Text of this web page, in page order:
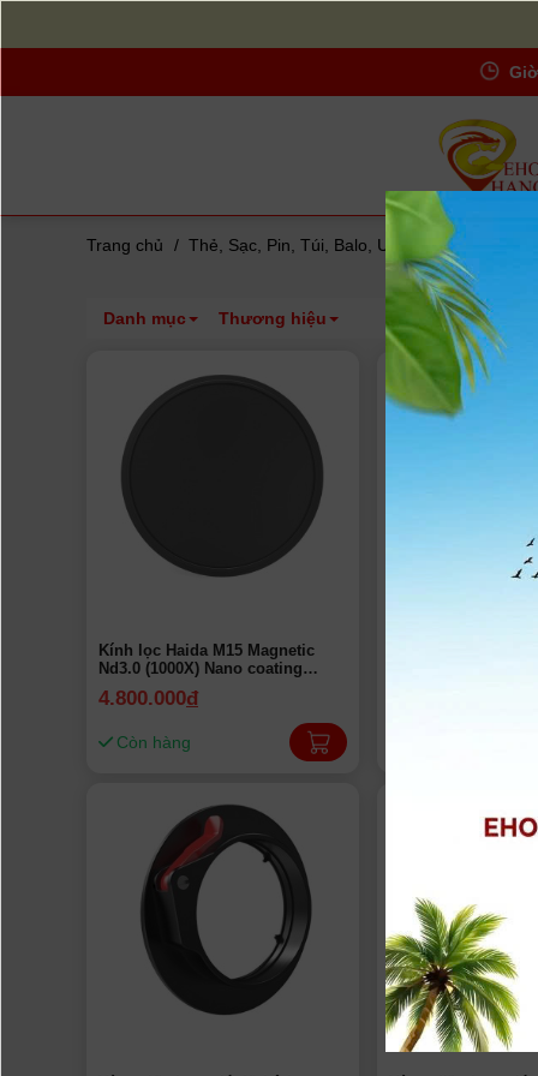
Trang chủ / Thẻ, Sạc, Pin, Túi, Balo, UV-Filters...
Danh mục Thương hiệu
Kính lọc Haida M15 Magnetic
Nd3.0 (1000X) Nano coating
HD4362 | Chính hãng
4.800.000đ
Còn hàng